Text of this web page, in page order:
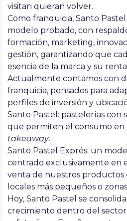
visitan quieran volver.
Como franquicia, Santo
modelo probado, con
formación, marketing,
gestión, garantizando que
esencia de la marca y su
Actualmente contamos con
franquicia, pensados para
perfiles de inversión y
Santo Pastel : pastelerías con
que permiten el consumo en
takeaway.
Santo Pastel Exprés: un
centrado exclusivamente en
venta de nuestros productos
locales más pequeños o
Hoy, Santo Pastel se
crecimiento dentro del